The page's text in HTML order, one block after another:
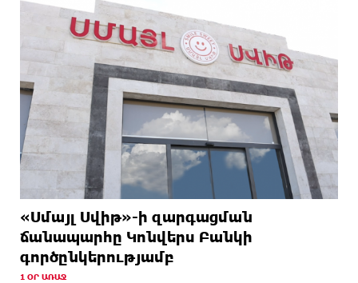
«Սմայլ Սվիթ»-ի զարգացման
ճանապարհը Կոնվերս Բանկի
գործընկերությամբ
1 ՕՐ ԱՌԱՋ